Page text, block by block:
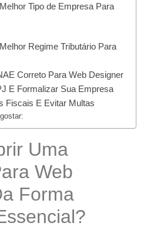
Tipo de Empresa Para
Regime Tributário Para
Correto Para Web Designer
E Formalizar Sua Empresa
Fiscais E Evitar Multas
Uma
Web
Forma